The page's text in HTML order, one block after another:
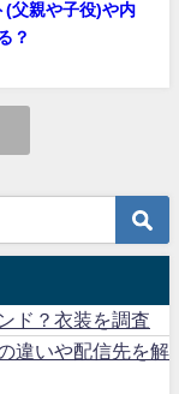
(父親や子役)や内
？
ド？衣装を調査
違いや配信先を解